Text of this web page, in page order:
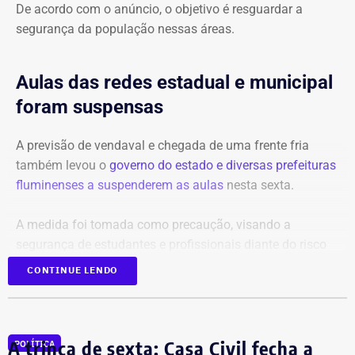
De acordo com o anúncio, o objetivo é resguardar a
segurança da população nessas áreas.
Aulas das redes estadual e municipal
foram suspensas
A previsão de vendaval e chegada de uma frente fria
também levou o governo do estado e diversas prefeituras
fluminenses a suspenderem as aulas nesta sexta.
A medida foi tomada como precaução, visando a
de rajadas que podem ultrapassar os 90 km/h em
diversas regiões.
orientou a população a acompanhar os alertas da Defesa
CONTINUE LENDO
POLÍTICA
A trinca de sexta: Casa Civil fecha a